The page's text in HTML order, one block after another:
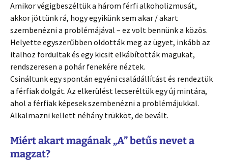
Amikor végigbeszéltük a három férfi alkoholizmusát,
akkor jöttünk rá, hogy egyikünk sem akar / akart
szembenézni a problémájával – ez volt bennünk a közös.
Helyette egyszerűbben oldották meg az ügyet, inkább az
italhoz fordultak és egy kicsit elkábították magukat,
rendszeresen a pohár fenekére néztek.
Csináltunk egy spontán egyéni családállítást és rendeztük
a férfiak dolgát. Az elkerülést lecseréltük egy új mintára,
ahol a férfiak képesek szembenézni a problémájukkal.
Alkalmazni kellett néhány trükköt, de bevált.
Miért akart magának „A” betűs neveta
magzat?